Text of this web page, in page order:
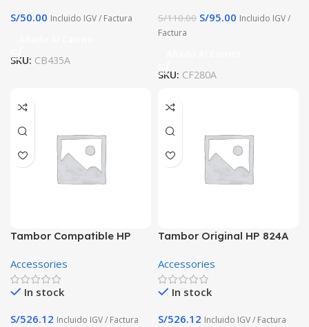
S/50.00 Incluido IGV / Factura
SKU: CB435A
S/110.00 S/95.00 Incluido IGV /
Factura
SKU: CF280A
Tambor Compatible HP
Laserjet
Accessories
In stock
S/526.12 Incluido IGV / Factura
Tambor Original HP 824A
Accessories
In stock
S/526.12 Incluido IGV / Factura